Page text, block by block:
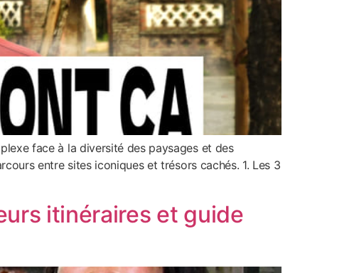
face à la diversité des paysages et des
entre sites iconiques et trésors cachés. 1. Les 3
itinéraires et guide